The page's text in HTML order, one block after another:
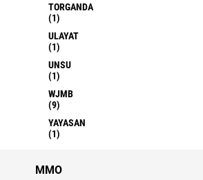
TORGANDA
(1)
ULAYAT
(1)
UNSU
(1)
WJMB
(9)
YAYASAN
(1)
MMO